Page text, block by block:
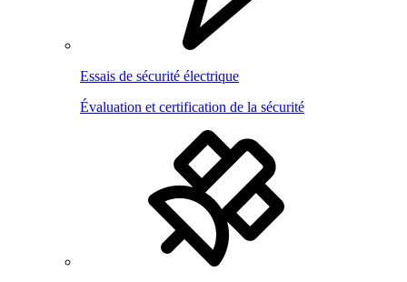
Essais de sécurité électrique
Évaluation et certification de la sécurité